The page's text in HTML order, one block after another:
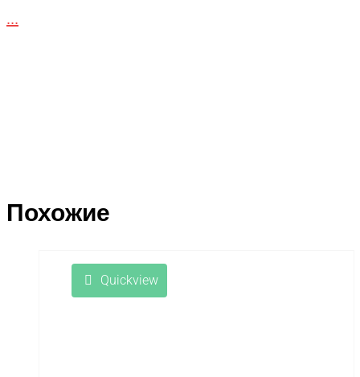
...
Похожие
Quickview